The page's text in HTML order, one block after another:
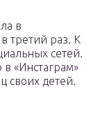
в
третий раз. К
сетей.
«Инстаграм»
своих детей.